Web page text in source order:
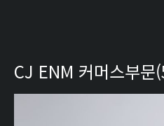
CJ ENM 커머스부